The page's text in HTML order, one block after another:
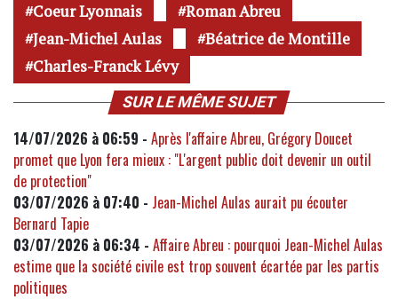
Coeur Lyonnais
Roman Abreu
Jean-Michel Aulas
Béatrice de Montille
Charles-Franck Lévy
SUR LE MÊME SUJET
14/07/2026 à 06:59 - Après l'affaire Abreu, Grégory Doucet
promet que Lyon fera mieux : "L'argent public doit devenir un outil
de protection"
03/07/2026 à 07:40 - Jean-Michel Aulas aurait pu écouter
Bernard Tapie
03/07/2026 à 06:34 - Affaire Abreu : pourquoi Jean-Michel Aulas
estime que la société civile est trop souvent écartée par les partis
politiques